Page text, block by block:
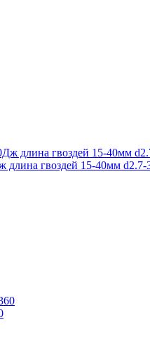
длина гвоздей 15-40мм